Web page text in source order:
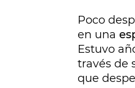
Poco
en una
Estuvo
través de
que